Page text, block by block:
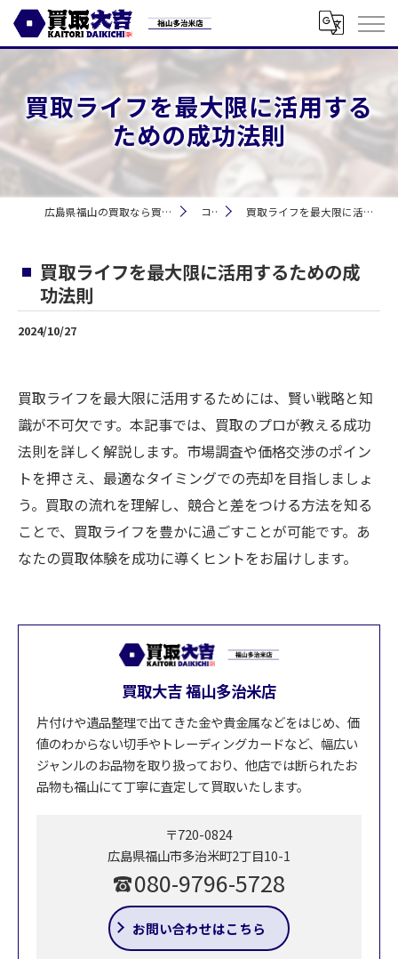
買取ライフを最大限に活用する
ための成功法則
広島県福山の買取なら買取大吉 福山多治米店 コラム 買取ライフを最大限に活用するための成功法則
買取ライフを最大限に活用するための成
功法則
2024/10/27
買取ライフを最大限に活用するためには、賢い戦略と知
識が不可欠です。本記事では、買取のプロが教える成功
法則を詳しく解説します。市場調査や価格交渉のポイン
トを押さえ、最適なタイミングでの売却を目指しましょ
う。買取の流れを理解し、競合と差をつける方法を知る
ことで、買取ライフを豊かに過ごすことが可能です。あ
なたの買取体験を成功に導くヒントをお届けします。
買取大吉 福山多治米店
片付けや遺品整理で出てきた金や貴金属などをはじめ、価
値のわからない切手やトレーディングカードなど、幅広い
ジャンルのお品物を取り扱っており、他店では断られたお
品物も福山にて丁寧に査定して買取いたします。
〒720-0824
広島県福山市多治米町2丁目10-1
080-9796-5728
お問い合わせはこちら